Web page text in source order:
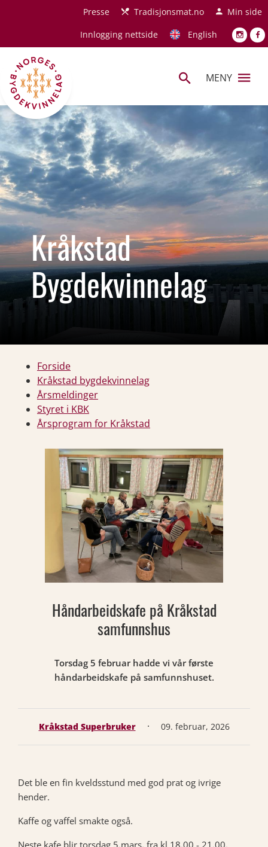
Hopp til hovedinnholdPresse Tradisjonsmat.no
Min side
Innlogging nettside
English
MENY
Kråkstad
Bygdekvinnelag
Forside
Kråkstad bygdekvinnelag
Årsmeldinger
Styret i KBK
Årsprogram for Kråkstad
Håndarbeidskafe på Kråkstad
samfunnshus
Torsdag 5 februar hadde vi vår første
håndarbeidskafe på samfunnshuset.
Kråkstad Superbruker · 09. februar, 2026
Det ble en fin kveldsstund med god prat og ivrige
hender.
Kaffe og vaffel smakte også.
Neste kafe blir torsdag 5.mars, fra kl 18.00 - 21.00.